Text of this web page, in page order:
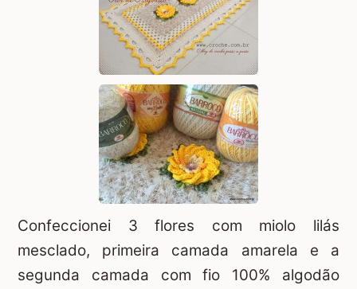
Confeccionei 3 flores com miolo lilás
mesclado, primeira camada amarela e a
segunda camada com fio 100% algodão